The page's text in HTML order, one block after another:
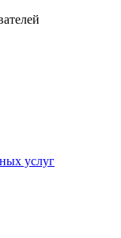
услуг